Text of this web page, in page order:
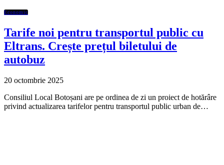
Economic
Tarife noi pentru transportul public cu
Eltrans. Crește prețul biletului de
autobuz
20 octombrie 2025
Consiliul Local Botoșani are pe ordinea de zi un proiect de hotărâre
privind actualizarea tarifelor pentru transportul public urban de…